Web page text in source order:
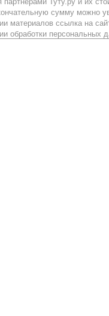
сумму можно
материалов ссылка на
обработки персональных